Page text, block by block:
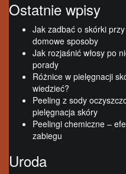
Ostatnie wpisy
Jak zadbać o skórki
domowe sposoby
Jak rozjaśnić włosy po
porady
Różnice w pielęgnacji
wiedzieć?
Peeling z sody
pielęgnacja skóry
Peelingi chemiczne –
zabiegu
Uroda